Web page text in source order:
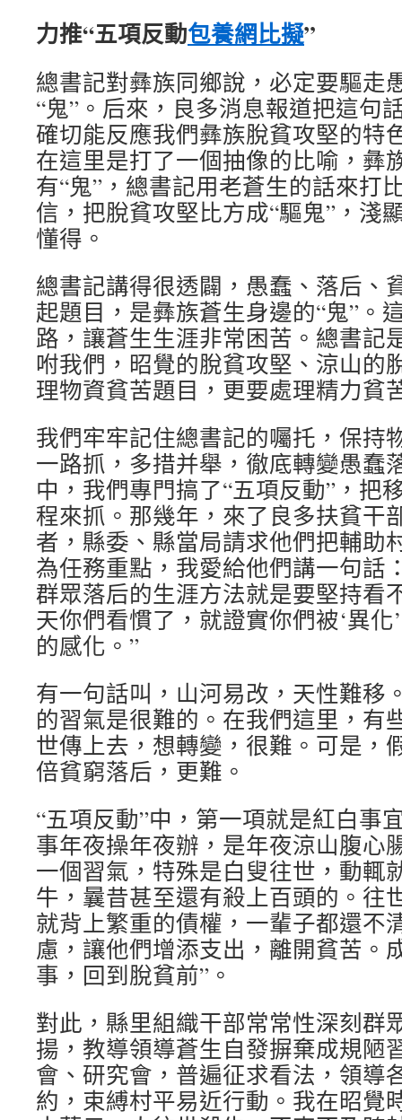
力推“五項反動包養網比擬”
總書記對彝族同鄉說，必定要驅走
“鬼”。后來，良多消息報道把這句
確切能反應我們彝族脫貧攻堅的特
在這里是打了一個抽像的比喻，彝
有“鬼”，總書記用老蒼生的話來打
信，把脫貧攻堅比方成“驅鬼”，淺
懂得。
總書記講得很透闢，愚蠢、落后、
起題目，是彝族蒼生身邊的“鬼”。
路，讓蒼生生涯非常困苦。總書記
咐我們，昭覺的脫貧攻堅、涼山的
理物資貧苦題目，更要處理精力貧
我們牢牢記住總書記的囑托，保持
一路抓，多措并舉，徹底轉變愚蠢
中，我們專門搞了“五項反動”，把
程來抓。那幾年，來了良多扶貧干
者，縣委、縣當局請求他們把輔助
為任務重點，我愛給他們講一句話
群眾落后的生涯方法就是要堅持看
天你們看慣了，就證實你們被‘異
的感化。”
有一句話叫，山河易改，天性難移
的習氣是很難的。在我們這里，有
世傳上去，想轉變，很難。可是，
倍貧窮落后，更難。
“五項反動”中，第一項就是紅白事
事年夜操年夜辦，是年夜涼山腹心
一個習氣，特殊是白叟往世，動輒
牛，曩昔甚至還有殺上百頭的。往
就背上繁重的債權，一輩子都還不
慮，讓他們增添支出，離開貧苦。
事，回到脫貧前”。
對此，縣里組織干部常常性深刻群
揚，教導領導蒼生自發摒棄成規陋
會、研究會，普遍征求看法，領導
約，束縛村平易近行動。我在昭覺